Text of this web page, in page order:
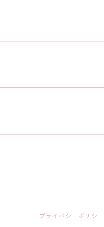
プライバシーポリシー